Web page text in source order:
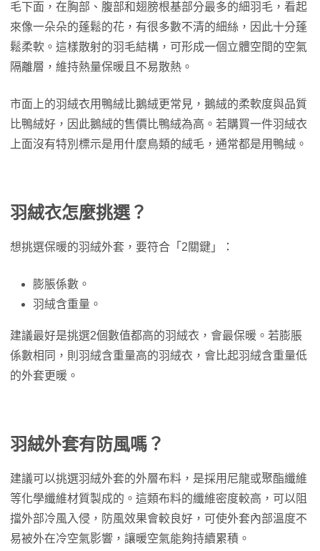
毛下面，在胸部、腹部和翅膀根基部分最多的細羽毛，看起
來像一朵朵的蓬鬆的花，有很多數不清的細絲，因此十分蓬
鬆柔軟。這樣散射的羽毛結構，可形成一個立體空間的空氣
隔離層，維持熱量保暖且不易散熱。
市面上的羽絨衣用鴨絨比鵝絨更常見，鵝絨的柔軟度與品質
比鴨絨好，因此鵝絨的售價比鴨絨為高。若購買一件羽絨衣
上面沒有特別標示是用什麼鳥類的絨毛，通常都是用鴨絨。
羽絨衣怎麼挑選？
想挑選保暖的羽絨外套，要符合「2關鍵」：
膨脹係數。
羽絨含重量。
建議最好是挑選2個數值都高的羽絨衣，會最保暖。若膨脹
係數相同，則羽絨含重量高的羽絨衣，會比起羽絨含重量低
的外套更暖。
羽絨外套有防風嗎？
建議可以挑選羽絨外套的外層布料，是採用尼龍或聚酯纖維
等化學纖維材質製成的。這類布料的纖維密度較高，可以阻
擋外部冷風入侵，防風效果會較良好，可使外套內部溫度不
易被外在冷空氣影響，讓暖空氣能夠持續累積。